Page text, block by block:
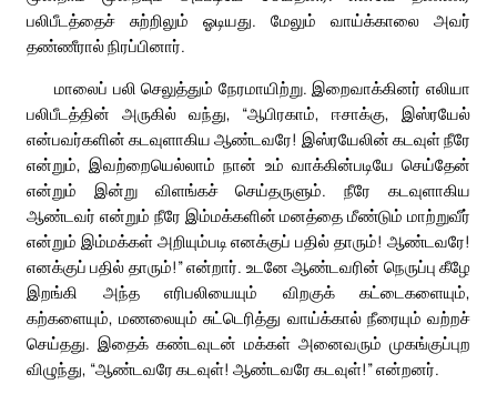
பலிபீடத்தைச் சுற்றிலும் ஓடியது. மேலும் வாய்க்காலை அவர்
தண்ணீரால் நிரப்பினார்.
மாலைப் பலி செலுத்தும் நேரமாயிற்று. இறைவாக்கினர் எலியா
பலிபீடத்தின் அருகில் வந்து, “ஆபிரகாம், ஈசாக்கு, இஸ்ரயேல்
என்பவர்களின் கடவுளாகிய ஆண்டவரே! இஸ்ரயேலின் கடவுள் நீரே
என்றும், இவற்றையெல்லாம் நான் உம் வாக்கின்படியே செய்தேன்
என்றும் இன்று விளங்கச் செய்தருளும். நீரே கடவுளாகிய
ஆண்டவர் என்றும் நீரே இம்மக்களின் மனத்தை மீண்டும் மாற்றுவீர்
என்றும் இம்மக்கள் அறியும்படி எனக்குப் பதில் தாரும்! ஆண்டவரே!
எனக்குப் பதில் தாரும்!” என்றார். உடனே ஆண்டவரின் நெருப்பு கீழே
இறங்கி அந்த எரிபலியையும் விறகுக் கட்டைகளையும்,
கற்களையும், மணலையும் சுட்டெரித்து வாய்க்கால் நீரையும் வற்றச்
செய்தது. இதைக் கண்டவுடன் மக்கள் அனைவரும் முகங்குப்புற
விழுந்து, “ஆண்டவரே கடவுள்! ஆண்டவரே கடவுள்!” என்றனர்.